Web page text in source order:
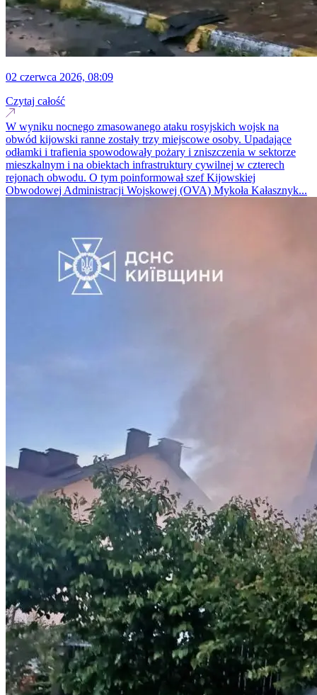
02 czerwca 2026, 08:09
Czytaj całość
W wyniku nocnego zmasowanego ataku rosyjskich wojsk na
obwód kijowski ranne zostały trzy miejscowe osoby. Upadające
odłamki i trafienia spowodowały pożary i zniszczenia w sektorze
mieszkalnym i na obiektach infrastruktury cywilnej w czterech
rejonach obwodu. O tym poinformował szef Kijowskiej
Obwodowej Administracji Wojskowej (OVA) Mykoła Kałasznyk...